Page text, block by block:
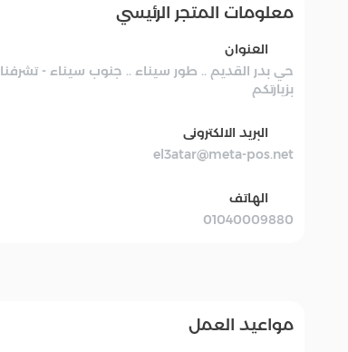
معلومات المتجر الرئيسي
العنوان
حي بدر القديم .. طور سيناء .. جنوب سيناء - تشرفنا
بزيارتكم
البريد الالكترونى
el3atar@meta-pos.net
الهاتف
01040009880
مواعيد العمل